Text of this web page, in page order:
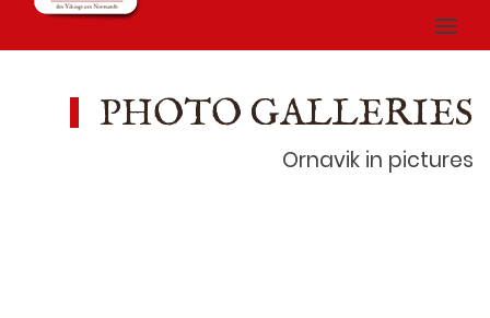
PHOTO GALLERIES
Ornavik in pictures